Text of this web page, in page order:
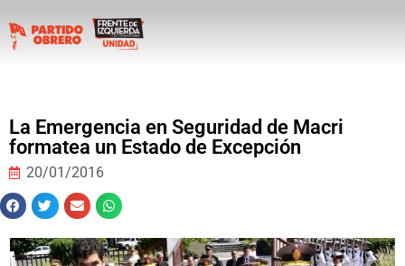
La Emergencia en Seguridad de Macri
formatea un Estado de Excepción
20/01/2016